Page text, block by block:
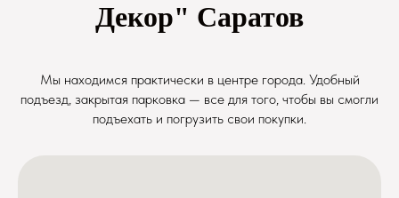
Декор" Саратов
Мы находимся практически в центре города. Удобный
подъезд, закрытая парковка — все для того, чтобы вы смогли
подъехать и погрузить свои покупки.